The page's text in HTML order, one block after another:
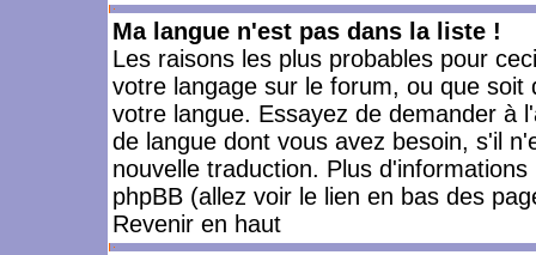
Ma langue n'est pas dans la liste !
Les raisons les plus probables pour
votre langage sur le forum, ou que
votre langue. Essayez de demander à
de langue dont vous avez besoin, s'il
nouvelle traduction. Plus
phpBB (allez voir le lien en bas des
Revenir en haut